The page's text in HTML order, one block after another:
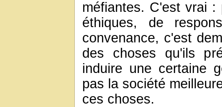
méfiantes. C'est vrai :
éthiques, de
convenance, c'est
des choses qu'ils
induire une certaine
pas la société
ces choses.